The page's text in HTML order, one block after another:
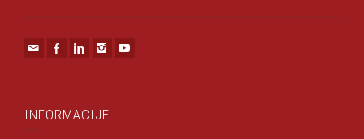
INFORMACIJE